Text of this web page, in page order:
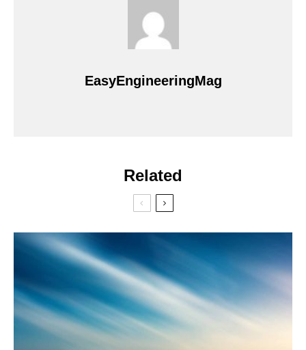
EasyEngineeringMag
Related